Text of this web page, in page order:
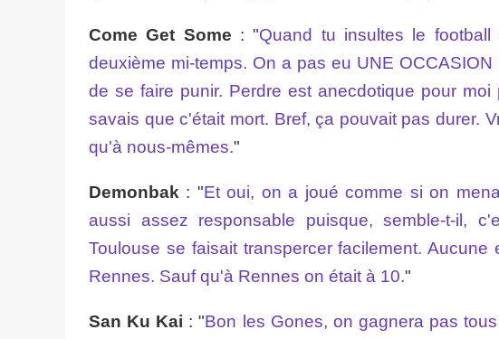
Come Get Some : "Quand tu insultes le
deuxième mi-temps. On a pas eu UNE
de se faire punir. Perdre est anecdotique pour
savais que c'était mort. Bref, ça pouvait pas durer.
qu'à nous-mêmes."
Demonbak : "Et oui, on a joué comme si on
aussi assez responsable puisque, semble-t-il,
Toulouse se faisait transpercer facilement.
Rennes. Sauf qu'à Rennes on était à 10."
San Ku Kai : "Bon les Gones, on gagnera pas